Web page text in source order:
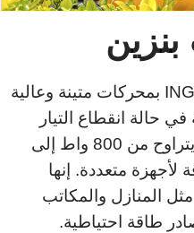
تم تجهيز مولدات البنزين INGCO بمحركات متينة وعالية
في حالة انقطاع التيار
الكهربائي أو الطوارئ ، بجهد يتراوح من 800 واط إلى
لأجهزة متعددة. إنها
المنازل والمكاتب
طاقة احتياطية.